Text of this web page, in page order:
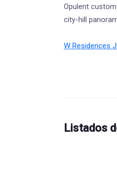
Opulent
city-hill
W Residences
Listados